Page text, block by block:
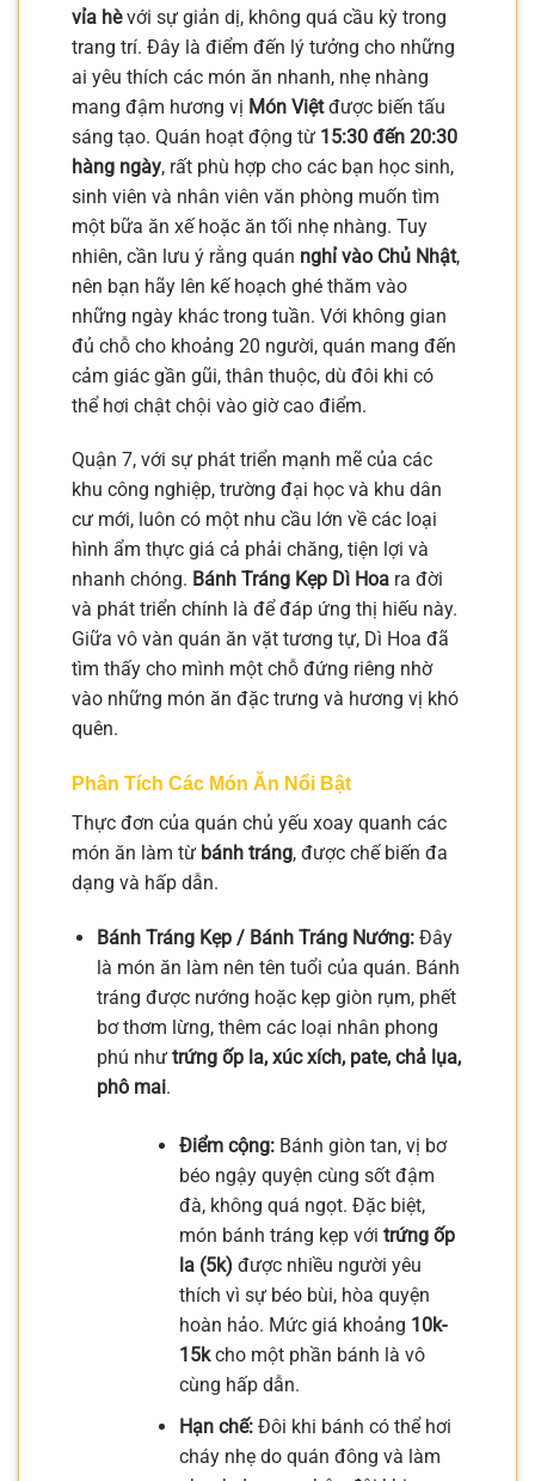
vỉa hèvới sự giản dị, không quá cầu kỳ trong
trang trí. Đây là điểm đến lý tưởng cho những
ai yêu thích các món ăn nhanh, nhẹ nhàng
mang đậm hương vị Món Việtđược biến tấu
sáng tạo. Quán hoạt động từ 15:30 đến 20:30
hàng ngày, rất phù hợp cho các bạn học sinh,
sinh viên và nhân viên văn phòng muốn tìm
một bữa ăn xế hoặc ăn tối nhẹ nhàng. Tuy
nhiên, cần lưu ý rằng quán nghỉ vào Chủ Nhật,
nên bạn hãy lên kế hoạch ghé thăm vào
những ngày khác trong tuần. Với không gian
đủ chỗ cho khoảng 20 người, quán mang đến
cảm giác gần gũi, thân thuộc, dù đôi khi có
thể hơi chật chội vào giờ cao điểm.
Quận 7, với sự phát triển mạnh mẽ của các
khu công nghiệp, trường đại học và khu dân
cư mới, luôn có một nhu cầu lớn về các loại
hình ẩm thực giá cả phải chăng, tiện lợi và
nhanh chóng. Bánh Tráng Kẹp Dì Hoa ra đời
và phát triển chính là để đáp ứng thị hiếu này.
Giữa vô vàn quán ăn vặt tương tự, Dì Hoa đã
tìm thấy cho mình một chỗ đứng riêng nhờ
vào những món ăn đặc trưng và hương vị khó
quên.
Phân Tích Các Món Ăn Nổi Bật
Thực đơn của quán chủ yếu xoay quanh các
món ăn làm từ bánh tráng, được chế biến đa
dạng và hấp dẫn.
Bánh Tráng Kẹp / Bánh Tráng Nướng:Đây
là món ăn làm nên tên tuổi của quán. Bánh
tráng được nướng hoặc kẹp giòn rụm, phết
bơ thơm lừng, thêm các loại nhân phong
phú như trứng ốp la, xúc xích, pate, chả lụa,
phô mai.
Điểm cộng:Bánh giòn tan, vị bơ
béo ngậy quyện cùng sốt đậm
đà, không quá ngọt. Đặc biệt,
món bánh tráng kẹp với trứng ốp
la (5k) được nhiều người yêu
thích vì sự béo bùi, hòa quyện
hoàn hảo. Mức giá khoảng 10k-
15kcho một phần bánh là vô
cùng hấp dẫn.
Hạn chế:Đôi khi bánh có thể hơi
cháy nhẹ do quán đông và làm